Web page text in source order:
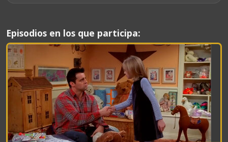
Episodios en los que participa: